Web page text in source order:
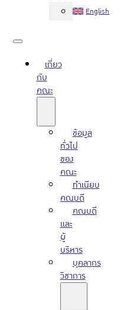
English
เกี่ยว
กับ
คณะ
ข้อมูล
ทั่วไป
ของ
คณะ
ทำเนียบ
คณบดี
คณบดี
และ
ผู้
บริหาร
บุคลากร
วิชาการ